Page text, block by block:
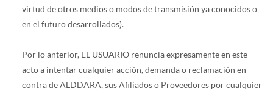
virtud de otros medios o modos de transmisión ya conocidos o
en el futuro desarrollados).
Por lo anterior, EL USUARIO renuncia expresamente en este
acto a intentar cualquier acción, demanda o reclamación en
contra de ALDDARA, sus Afiliados o Proveedores por cualquier